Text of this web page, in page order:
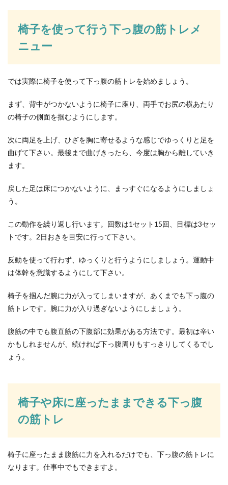
椅子を使って行う下っ腹の筋トレメ
ニュー
では実際に椅子を使って下っ腹の筋トレを始めましょう。
まず、背中がつかないように椅子に座り、両手でお尻の横あたり
の椅子の側面を掴むようにします。
次に両足を上げ、ひざを胸に寄せるような感じでゆっくりと足を
曲げて下さい。最後まで曲げきったら、今度は胸から離していき
ます。
戻した足は床につかないように、まっすぐになるようにしましょ
う。
この動作を繰り返し行います。回数は1セット15回、目標は3セッ
トです。2日おきを目安に行って下さい。
反動を使って行わず、ゆっくりと行うようにしましょう。運動中
は体幹を意識するようにして下さい。
椅子を掴んだ腕に力が入ってしまいますが、あくまでも下っ腹の
筋トレです。腕に力が入り過ぎないようにしましょう。
腹筋の中でも腹直筋の下腹部に効果がある方法です。最初は辛い
かもしれませんが、続ければ下っ腹周りもすっきりしてくるでし
ょう。
椅子や床に座ったままできる下っ腹
の筋トレ
椅子に座ったまま腹筋に力を入れるだけでも、下っ腹の筋トレに
なります。仕事中でもできますよ。